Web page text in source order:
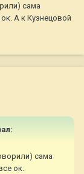
сама
А к Кузнецовой
сама
ок.